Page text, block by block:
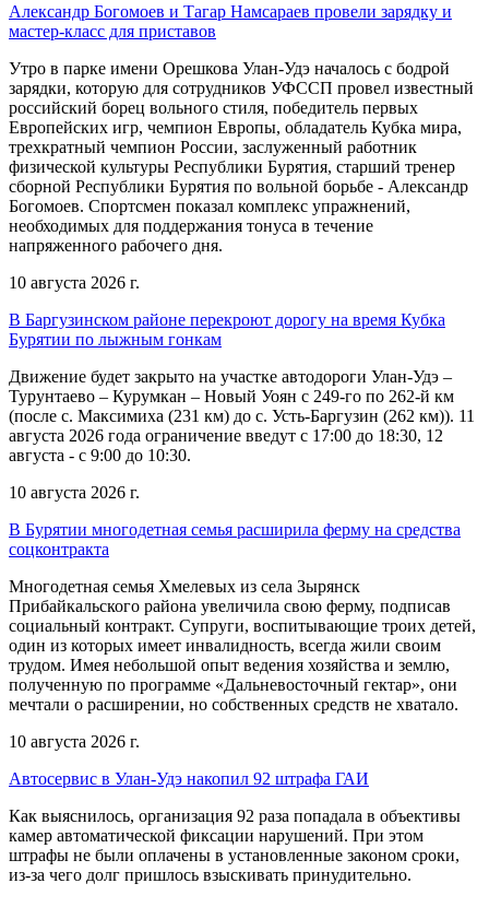
Александр Богомоев и Тагар Намсараев провели зарядку и
мастер-класс для приставов
Утро в парке имени Орешкова Улан-Удэ началось с бодрой
зарядки, которую для сотрудников УФССП провел известный
российский борец вольного стиля, победитель первых
Европейских игр, чемпион Европы, обладатель Кубка мира,
трехкратный чемпион России, заслуженный работник
физической культуры Республики Бурятия, старший тренер
сборной Республики Бурятия по вольной борьбе - Александр
Богомоев. Спортсмен показал комплекс упражнений,
необходимых для поддержания тонуса в течение
напряженного рабочего дня.
10 августа 2026 г.
В Баргузинском районе перекроют дорогу на время Кубка
Бурятии по лыжным гонкам
Движение будет закрыто на участке автодороги Улан-Удэ –
Турунтаево – Курумкан – Новый Уоян с 249-го по 262-й км
(после с. Максимиха (231 км) до с. Усть-Баргузин (262 км)). 11
августа 2026 года ограничение введут с 17:00 до 18:30, 12
августа - с 9:00 до 10:30.
10 августа 2026 г.
В Бурятии многодетная семья расширила ферму на средства
соцконтракта
Многодетная семья Хмелевых из села Зырянск
Прибайкальского района увеличила свою ферму, подписав
социальный контракт. Супруги, воспитывающие троих детей,
один из которых имеет инвалидность, всегда жили своим
трудом. Имея небольшой опыт ведения хозяйства и землю,
полученную по программе «Дальневосточный гектар», они
мечтали о расширении, но собственных средств не хватало.
10 августа 2026 г.
Автосервис в Улан-Удэ накопил 92 штрафа ГАИ
Как выяснилось, организация 92 раза попадала в объективы
камер автоматической фиксации нарушений. При этом
штрафы не были оплачены в установленные законом сроки,
из-за чего долг пришлось взыскивать принудительно.